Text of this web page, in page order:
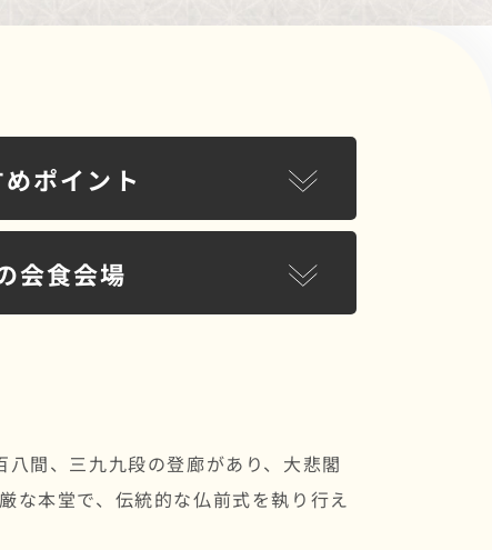
ポイント
会食会場
間、三九九段の登廊があり、大悲閣
な本堂で、伝統的な仏前式を執り行え